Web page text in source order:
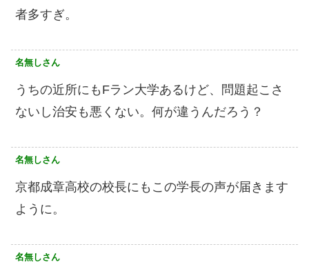
者多すぎ。
名無しさん
うちの近所にもFラン大学あるけど、問題起こさ
ないし治安も悪くない。何が違うんだろう？
名無しさん
京都成章高校の校長にもこの学長の声が届きます
ように。
名無しさん